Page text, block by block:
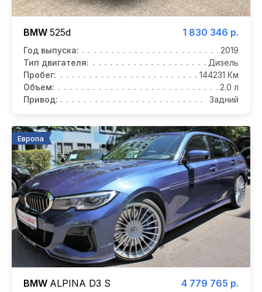
BMW 525d 1 830 346 р.
Год выпуска:
2019
Тип двигателя:
Дизель
Пробег:
144231 Км
Объем:
2.0 л
Привод:
Задний
Европа
BMW ALPINA D3 S 4 779 765 р.